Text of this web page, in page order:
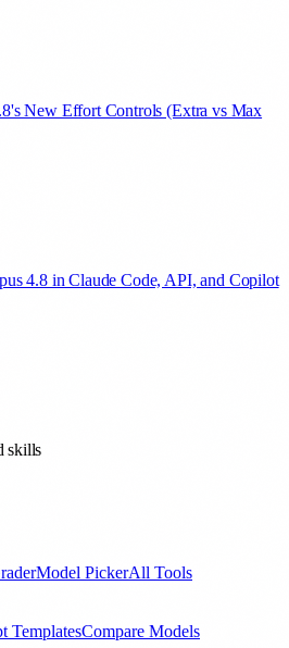
New Effort Controls (Extra vs Max
4.8 in Claude Code, API, and Copilot
skills
Model PickerAll Tools
TemplatesCompare Models